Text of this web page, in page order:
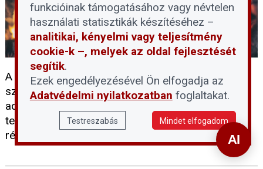
A kormány 2026 őszétől 27 százalékról 5
százalékra csökkenti a tűzifa általános forgalmi
adóját. Az intézkedés célja, hogy a részben vagy
teljes egészében tűzifával fűtő háztartások is
részesüljenek a rezsitámogatási intézkedésekből.
funkcióinak támogatásához vagy névtelen
használati statisztikák készítéséhez –
analitikai, kényelmi vagy teljesítmény
cookie-k –, melyek az oldal fejlesztését
segítik.
Ezek engedélyezésével Ön elfogadja az
Adatvédelmi nyilatkozatban foglaltakat.
Testreszabás Mindet elfogadom